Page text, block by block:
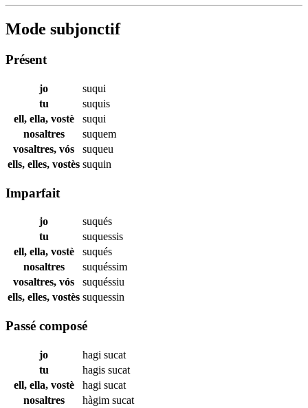
Mode subjonctif
Présent
jo
suqui
tu
suquis
ell, ella, vostè
suqui
nosaltres
suquem
vosaltres, vós
suqueu
ells, elles, vostès suquin
Imparfait
jo
suqués
tu
suquessis
ell, ella, vostè
suqués
nosaltres
suquéssim
vosaltres, vós
suquéssiu
ells, elles, vostès suquessin
Passé composé
jo hagi sucat
tu
hagis sucat
ell, ella, vostè
hagi sucat
nosaltres
hàgim sucat